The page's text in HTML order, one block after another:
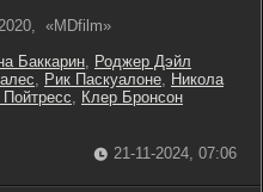
«MDfilm»
Баккарин, Роджер Дэйл
, Рик Паскуалоне, Никола
Пойтресс, Клер Бронсон
21-11-2024, 07:06